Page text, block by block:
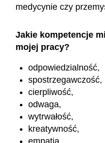
medycynie czy
Jakie kompetencje
mojej pracy?
odpowiedzialność,
spostrzegawczość,
cierpliwość,
odwaga,
wytrwałość,
kreatywność,